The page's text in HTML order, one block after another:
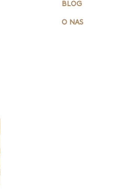
BLOG
O NAS